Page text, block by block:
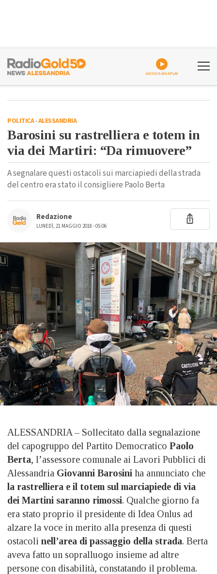
ASCOLTA GOLDPLAY
POLITICA-ALESSANDRIA
Barosini su rastrelliera e totem in
via dei Martiri: “Da rimuovere”
A segnalare questi ostacoli sui marciapiedi della strada
del centro era stato il consigliere Paolo Berta
Redazione
LUNEDÌ, 21 MAGGIO 2018 - 05:06
ALESSANDRIA – Sollecitato dalla segnalazione
del capogruppo del Partito Democratico Paolo
Berta, l’assessore comunale ai Lavori Pubblici di
Alessandria Giovanni Barosini ha annunciato che
la rastrelliera e il totem sul marciapiede di via
dei Martini saranno rimossi. Qualche giorno fa
era stato proprio il presidente di Idea Onlus ad
alzare la voce in merito alla presenza di questi
ostacoli nell’area di passaggio della strada. Berta
aveva fatto un sopralluogo insieme ad altre
persone con disabilità, constatando il problema.